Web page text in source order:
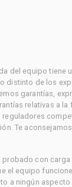
del equipo tiene
distinto de los
garantías,
relativas a
Te
probado con
el equipo
a ningún